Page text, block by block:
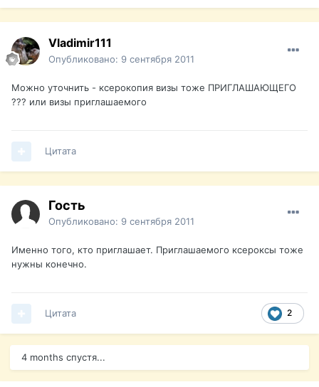
Vladimir111
Опубликовано: 9 сентября 2011
Можно уточнить - ксерокопия визы тоже ПРИГЛАШАЮЩЕГО
??? или визы приглашаемого
Цитата
Гость
Опубликовано: 9 сентября 2011
Именно того, кто приглашает. Приглашаемого ксероксы тоже
нужны конечно.
2
Цитата
4 months спустя...